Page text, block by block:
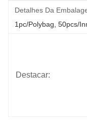
Detalhes Da
1pc/polybag, 50pcs/
Destacar: